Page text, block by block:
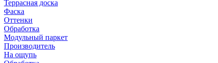
Террасная доска
Фаска
Оттенки
Обработка
Модульный паркет
Производитель
На ощупь